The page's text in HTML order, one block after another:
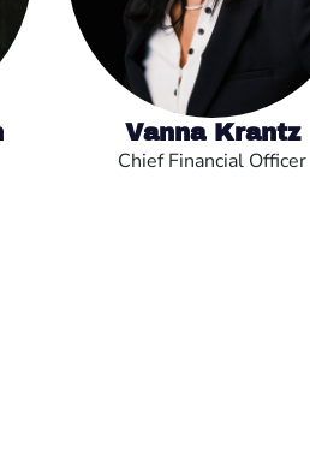
Vanna Krantz
Chief Financial Officer